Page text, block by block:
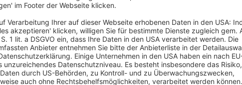
Lieferkettensorgfaltspflichtengesetzes (LkSG) versprochen.
jedoch nicht zufrieden.
hat sich an die Fraktionsvorstände von CDU/CSU und SPD
Ende des nationalen Sonderwegs beim Lieferkettengesetz
LkSG muss ausgesetzt werden. Gleichzeitig sollten – wie im
auf EU-Ebene im Rahmen des ‚Omnibus I‘
zügig umgesetzt werden“, heißt es in dem